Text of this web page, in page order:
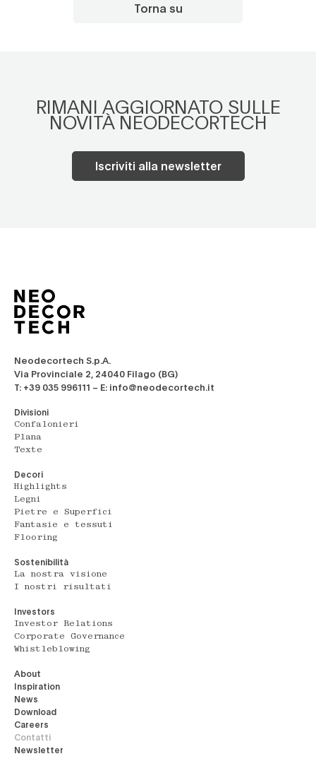
Torna su
RIMANI AGGIORNATO SULLE
NOVITÀ NEODECORTECH
Iscriviti alla newsletter
Neodecortech S.p.A.
Via Provinciale 2, 24040 Filago (BG)
T: +39 035 996111 – E: info@neodecortech.it
Divisioni
Confalonieri
Plana
Texte
Decori
Highlights
Legni
Pietre e Superfici
Fantasie e tessuti
Flooring
Sostenibilità
La nostra visione
I nostri risultati
Investors
Investor Relations
Corporate Governance
Whistleblowing
About
Inspiration
News
Download
Careers
Contatti
Newsletter